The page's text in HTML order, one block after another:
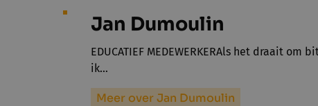
Jan Dumoulin
EDUCATIEF MEDEWERKERAls het draait
ik…
Meer over Jan Dumoulin